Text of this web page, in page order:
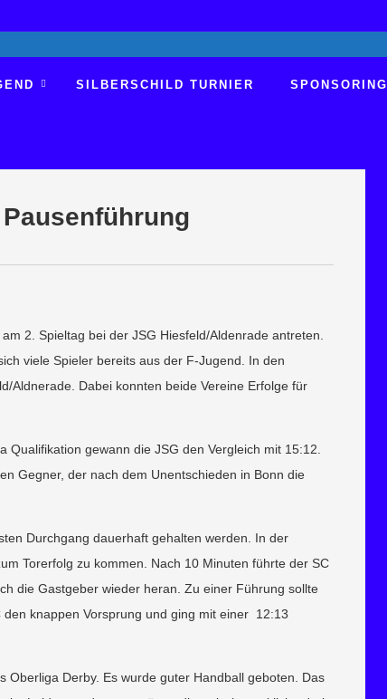
SILBERSCHILD TURNIER SPONSORING
2. Spieltag bei der JSG Hiesfeld/Aldenrade antreten.
viele Spieler bereits aus der F-Jugend. In den
Aldnerade. Dabei konnten beide Vereine Erfolge für
gewann die JSG den Vergleich mit 15:12.
Gegner, der nach dem Unentschieden in Bonn die
Durchgang dauerhaft gehalten werden. In der
Torerfolg zu kommen. Nach 10 Minuten führte der SC
die Gastgeber wieder heran. Zu einer Führung sollte
knappen Vorsprung und ging mit einer 12:13
Derby. Es wurde guter Handball geboten. Das